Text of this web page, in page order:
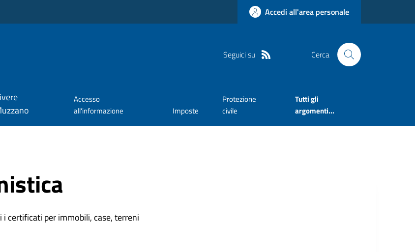
Accedi all'area personale
Seguici su Cerca
Accesso
all'informazione
Imposte
Protezione
civile
Tutti gli
argomenti...
certificati per immobili, case, terreni